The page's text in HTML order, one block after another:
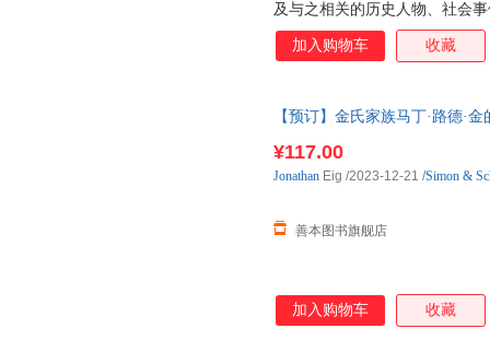
及与之相关的历史人物、社会
出版社Kane Press精心为儿童
《中西部书评》、美国图书馆
deRubertis是一位有33年丰富
方式简洁生动，适合小学生学
括真实照片、绘画及历史图片
加入购物车 收藏
【预订】金氏家族马丁·路德·
¥117.00
善本图书旗舰店
Jonathan Eig /2023-12-21 /Simon &
加入购物车 收藏